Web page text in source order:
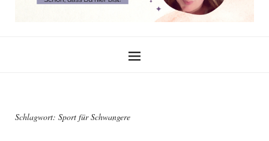
Schlagwort: Sport für Schwangere